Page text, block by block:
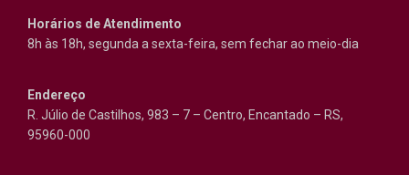
Horários de Atendimento
8h às 18h, segunda a sexta-feira, sem fechar ao meio-dia
Endereço
R. Júlio de Castilhos, 983 – 7 – Centro, Encantado – RS,
95960-000